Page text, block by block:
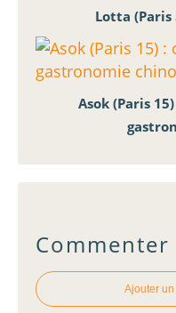
Lotta
Asok (Paris
Ajouter